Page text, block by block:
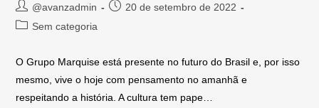
@avanzadmin
20 de setembro de 2022
Sem categoria
O Grupo Marquise está presente no futuro do Brasil e, por isso
mesmo, vive o hoje com pensamento no amanhã e
respeitando a história. A cultura tem pape…